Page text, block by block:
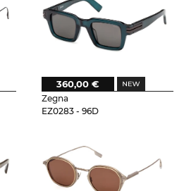
Zegna
EZ0283 - 96D
360,00 €